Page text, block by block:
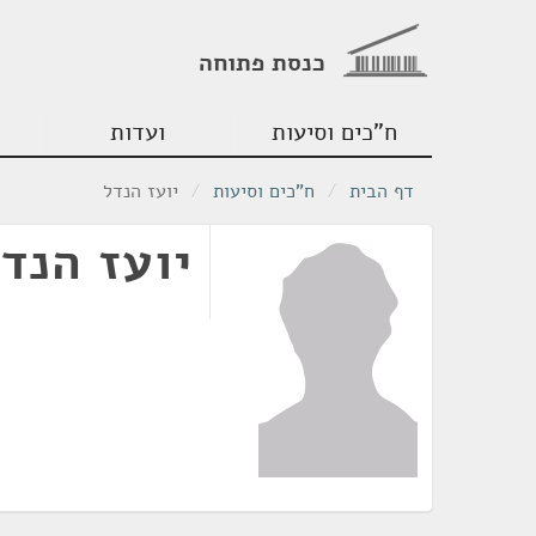
כנסת פתוחה
ח"כים וסיעות ועדות
דף הבית / ח"כים וסיעות / יועז הנדל
יועז